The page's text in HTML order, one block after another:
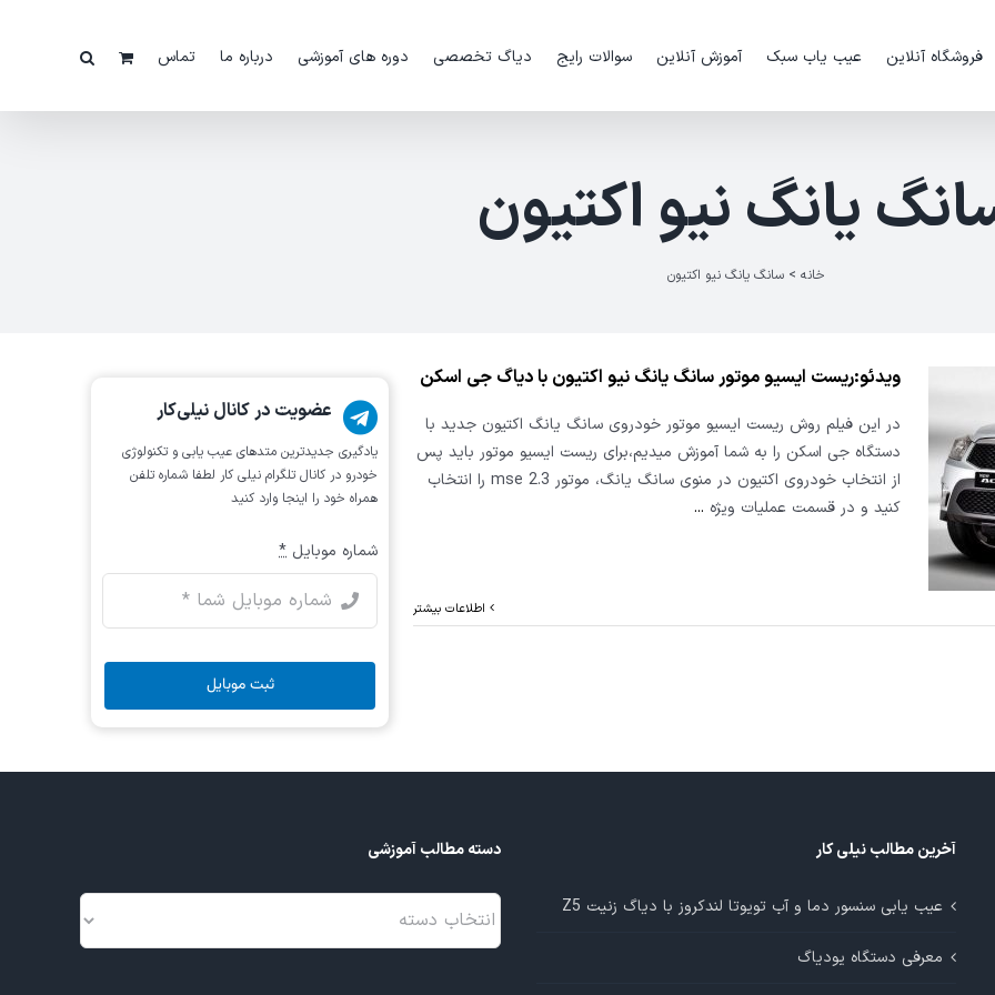
فروشگاه آنلاین عیب یاب سبک آموزش آنلاین سوالات رایج دیاگ تخصصی دوره های آموزشی درباره ما تماس
یانگ نیو اکتیون
خانه > سانگ یانگ نیو اکتیون
ویدئو:ریست ایسیو موتور سانگ یانگ نیو اکتیون با دیاگ جی اسکن
در این فیلم روش ریست ایسیو موتور خودروی سانگ یانگ اکتیون جدید با
دستگاه جی اسکن را به شما آموزش میدیم،برای ریست ایسیو موتور باید پس
از انتخاب خودروی اکتیون در منوی سانگ یانگ، موتور 2.3 mse را انتخاب
کنید و در قسمت عملیات ویژه ...
اطلاعات بیشتر
عضویت در کانال نیلی‌کار
یادگیری جدیدترین متد‌های عیب یابی‌ و تکنولوژی
خودرو در کانال تلگرام نیلی کار لطفا شماره تلفن
همراه خود را اینجا وارد کنید
شماره موبایل *
ثبت موبایل
آخرین مطالب نیلی کار
عیب یابی سنسور دما و آب تویوتا لندکروز با دیاگ زنیت Z5
معرفی دستگاه یودیاگ
دسته مطالب آموزشی
دسته